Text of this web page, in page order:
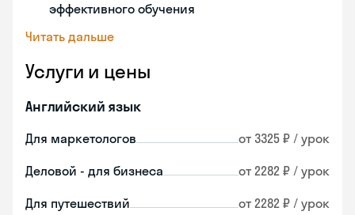
эффективного обучения
Читать дальше
Услуги и цены
Английский язык
Для маркетологов от 3325 ₽ / урок
Деловой - для бизнеса от 2282 ₽ / урок
Для путешествий от 2282 ₽ / урок